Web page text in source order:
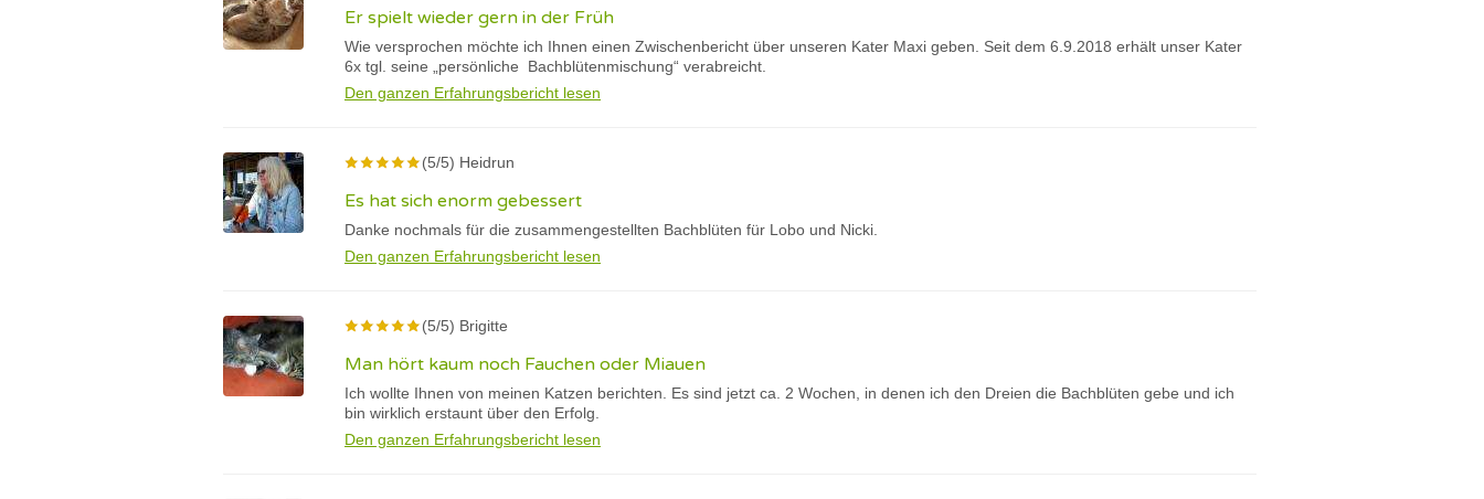
Er spielt wieder gern in der Früh
Wie versprochen möchte ich Ihnen einen Zwischenbericht über unseren Kater Maxi geben. Seit dem 6.9.2018 erhält unser Kater
6x tgl. seine „persönliche Bachblütenmischung“ verabreicht.
Den ganzen Erfahrungsbericht lesen
(5/5) Heidrun
Es hat sich enorm gebessert
Danke nochmals für die zusammengestellten Bachblüten für Lobo und Nicki.
Den ganzen Erfahrungsbericht lesen
(5/5) Brigitte
Man hört kaum noch Fauchen oder Miauen
Ich wollte Ihnen von meinen Katzen berichten. Es sind jetzt ca. 2 Wochen, in denen ich den Dreien die Bachblüten gebe und ich
bin wirklich erstaunt über den Erfolg.
Den ganzen Erfahrungsbericht lesen